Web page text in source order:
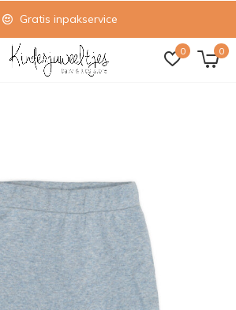
0 0
Gratis inpakservice